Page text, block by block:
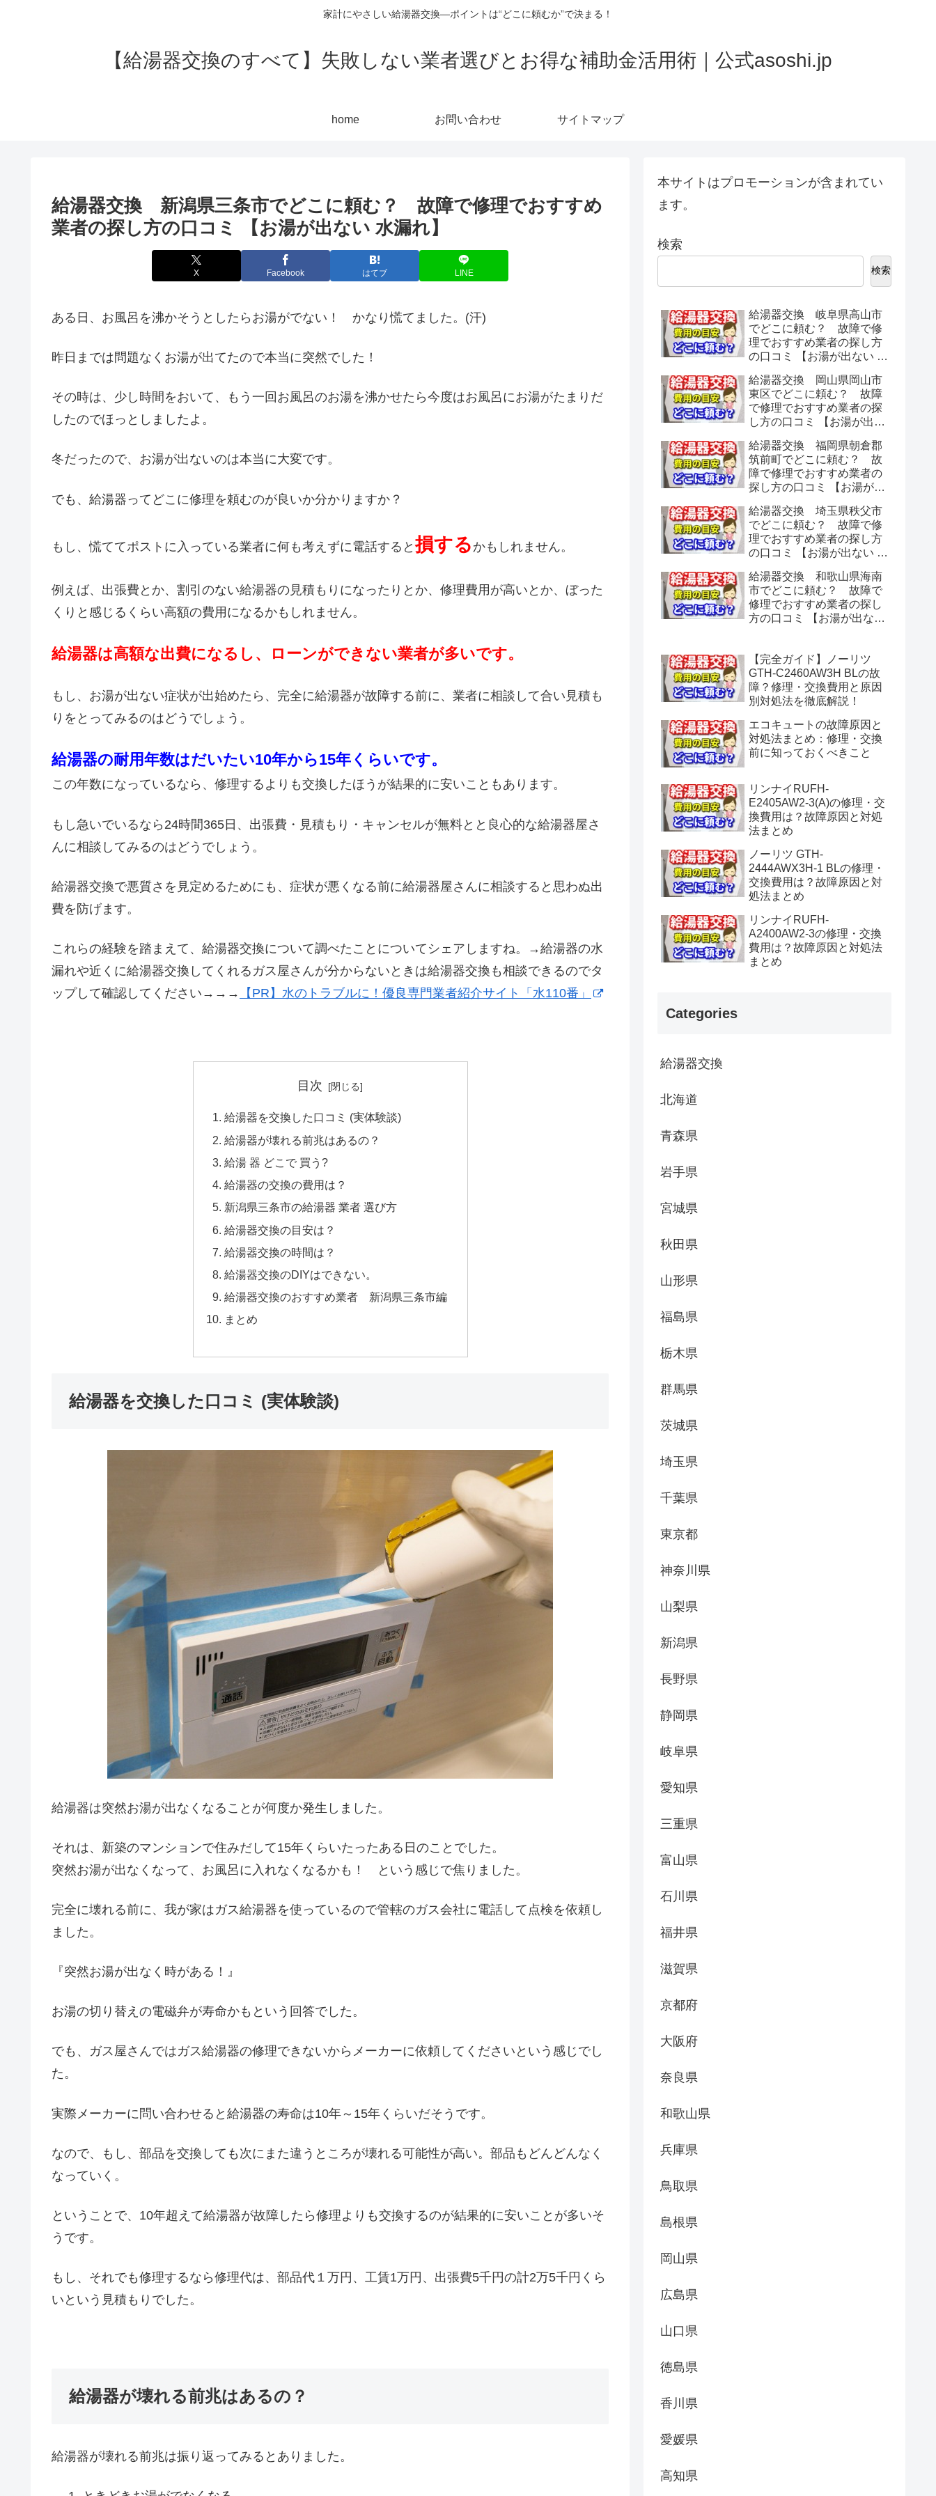
家計にやさしい給湯器交換—ポイントは“どこに頼むか”で決まる！
【給湯器交換のすべて】失敗しない業者選びとお得な補助金活用術｜公式asoshi.jp
home お問い合わせ サイトマップ
給湯器交換 新潟県三条市でどこに頼む？ 故障で修理でおすすめ
業者の探し方の口コミ 【お湯が出ない 水漏れ】
X Facebook はてブ LINE
ある日、お風呂を沸かそうとしたらお湯がでない！ かなり慌てました。(汗)
昨日までは問題なくお湯が出てたので本当に突然でした！
その時は、少し時間をおいて、もう一回お風呂のお湯を沸かせたら今度はお風呂にお湯がたまりだ
したのでほっとしましたよ。
冬だったので、お湯が出ないのは本当に大変です。
でも、給湯器ってどこに修理を頼むのが良いか分かりますか？
もし、慌ててポストに入っている業者に何も考えずに電話すると損する かもしれません。
例えば、出張費とか、割引のない給湯器の見積もりになったりとか、修理費用が高いとか、ぼった
くりと感じるくらい高額の費用になるかもしれません。
給湯器は高額な出費になるし、ローンができない業者が多いです。
もし、お湯が出ない症状が出始めたら、完全に給湯器が故障する前に、業者に相談して合い見積も
りをとってみるのはどうでしょう。
給湯器の耐用年数はだいたい10年から15年くらいです。
この年数になっているなら、修理するよりも交換したほうが結果的に安いこともあります。
もし急いでいるなら24時間365日、出張費・見積もり・キャンセルが無料とと良心的な給湯器屋さ
んに相談してみるのはどうでしょう。
給湯器交換で悪質さを見定めるためにも、症状が悪くなる前に給湯器屋さんに相談すると思わぬ出
費を防げます。
これらの経験を踏まえて、給湯器交換について調べたことについてシェアしますね。→給湯器の水
漏れや近くに給湯器交換してくれるガス屋さんが分からないときは給湯器交換も相談できるのでタ
ップして確認してください→→→
【PR】水のトラブルに！優良専門業者紹介サイト「水110番」
目次
給湯器を交換した口コミ (実体験談)
給湯器が壊れる前兆はあるの？
給湯 器 どこで 買う?
給湯器の交換の費用は？
新潟県三条市の給湯器 業者 選び方
給湯器交換の目安は？
給湯器交換の時間は？
給湯器交換のDIYはできない。
給湯器交換のおすすめ業者 新潟県三条市編
まとめ
給湯器を交換した口コミ (実体験談)
給湯器は突然お湯が出なくなることが何度か発生しました。
それは、新築のマンションで住みだして15年くらいたったある日のことでした。
突然お湯が出なくなって、お風呂に入れなくなるかも！ という感じで焦りました。
完全に壊れる前に、我が家はガス給湯器を使っているので管轄のガス会社に電話して点検を依頼し
ました。
『突然お湯が出なく時がある！』
お湯の切り替えの電磁弁が寿命かもという回答でした。
でも、ガス屋さんではガス給湯器の修理できないからメーカーに依頼してくださいという感じでし
た。
実際メーカーに問い合わせると給湯器の寿命は10年～15年くらいだそうです。
なので、もし、部品を交換しても次にまた違うところが壊れる可能性が高い。部品もどんどんなく
なっていく。
ということで、10年超えて給湯器が故障したら修理よりも交換するのが結果的に安いことが多いそ
うです。
もし、それでも修理するなら修理代は、部品代１万円、工賃1万円、出張費5千円の計2万5千円くら
いという見積もりでした。
給湯器が壊れる前兆はあるの？
給湯器が壊れる前兆は振り返ってみるとありました。
本サイトはプロモーションが含まれてい
ます。
検索
検索
給湯器交換 岐阜県高山市
でどこに頼む？ 故障で修
理でおすすめ業者の探し方
の口コミ 【お湯が出ない 水
給湯器交換 岡山県岡山市
東区でどこに頼む？ 故障
で修理でおすすめ業者の探
し方の口コミ 【お湯が出な
給湯器交換 福岡県朝倉郡
筑前町でどこに頼む？ 故
障で修理でおすすめ業者の
探し方の口コミ 【お湯が出
給湯器交換 埼玉県秩父市
でどこに頼む？ 故障で修
理でおすすめ業者の探し方
の口コミ 【お湯が出ない 水
給湯器交換 和歌山県海南
市でどこに頼む？ 故障で
修理でおすすめ業者の探し
方の口コミ 【お湯が出ない
【完全ガイド】ノーリツ
GTH-C2460AW3H BLの故
障？修理・交換費用と原因
別対処法を徹底解説！
エコキュートの故障原因と
対処法まとめ：修理・交換
前に知っておくべきこと
リンナイRUFH-
E2405AW2-3(A)の修理・交
換費用は？故障原因と対処
法まとめ
ノーリツ GTH-
2444AWX3H-1 BLの修理・
交換費用は？故障原因と対
処法まとめ
リンナイRUFH-
A2400AW2-3の修理・交換
費用は？故障原因と対処法
まとめ
Categories
給湯器交換
北海道
青森県
岩手県
宮城県
秋田県
山形県
福島県
栃木県
群馬県
茨城県
埼玉県
千葉県
東京都
神奈川県
山梨県
新潟県
長野県
静岡県
岐阜県
愛知県
三重県
富山県
石川県
福井県
滋賀県
京都府
大阪府
奈良県
和歌山県
兵庫県
鳥取県
島根県
岡山県
広島県
山口県
徳島県
香川県
愛媛県
高知県